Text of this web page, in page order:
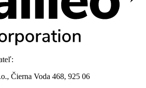
Čierna Voda 468, 925 06